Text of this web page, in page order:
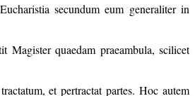
secundum eum generaliter in
Magister quaedam praeambula, scilicet
et pertractat partes. Hoc autem